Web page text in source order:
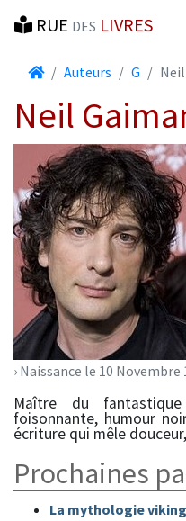
RUE DES LIVRES
AccueilAuteurs G
Neil
› Naissance le 10
Maître du fantastique
foisonnante, humour
écriture qui mêle
Prochaines
La mythologie